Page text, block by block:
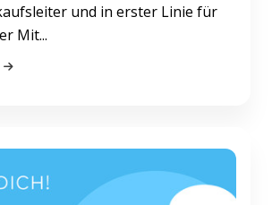
und in erster Linie für
Mit...